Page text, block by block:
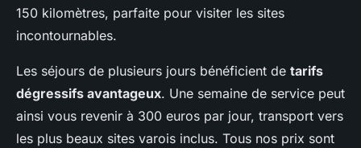
150 kilomètres, parfaite pour visiter les sites
incontournables.
Les séjours de plusieurs jours bénéficient de tarifs
dégressifs avantageux. Une semaine de service peut
ainsi vous revenir à 300 euros par jour, transport vers
les plus beaux sites varois inclus. Tous nos prix sont